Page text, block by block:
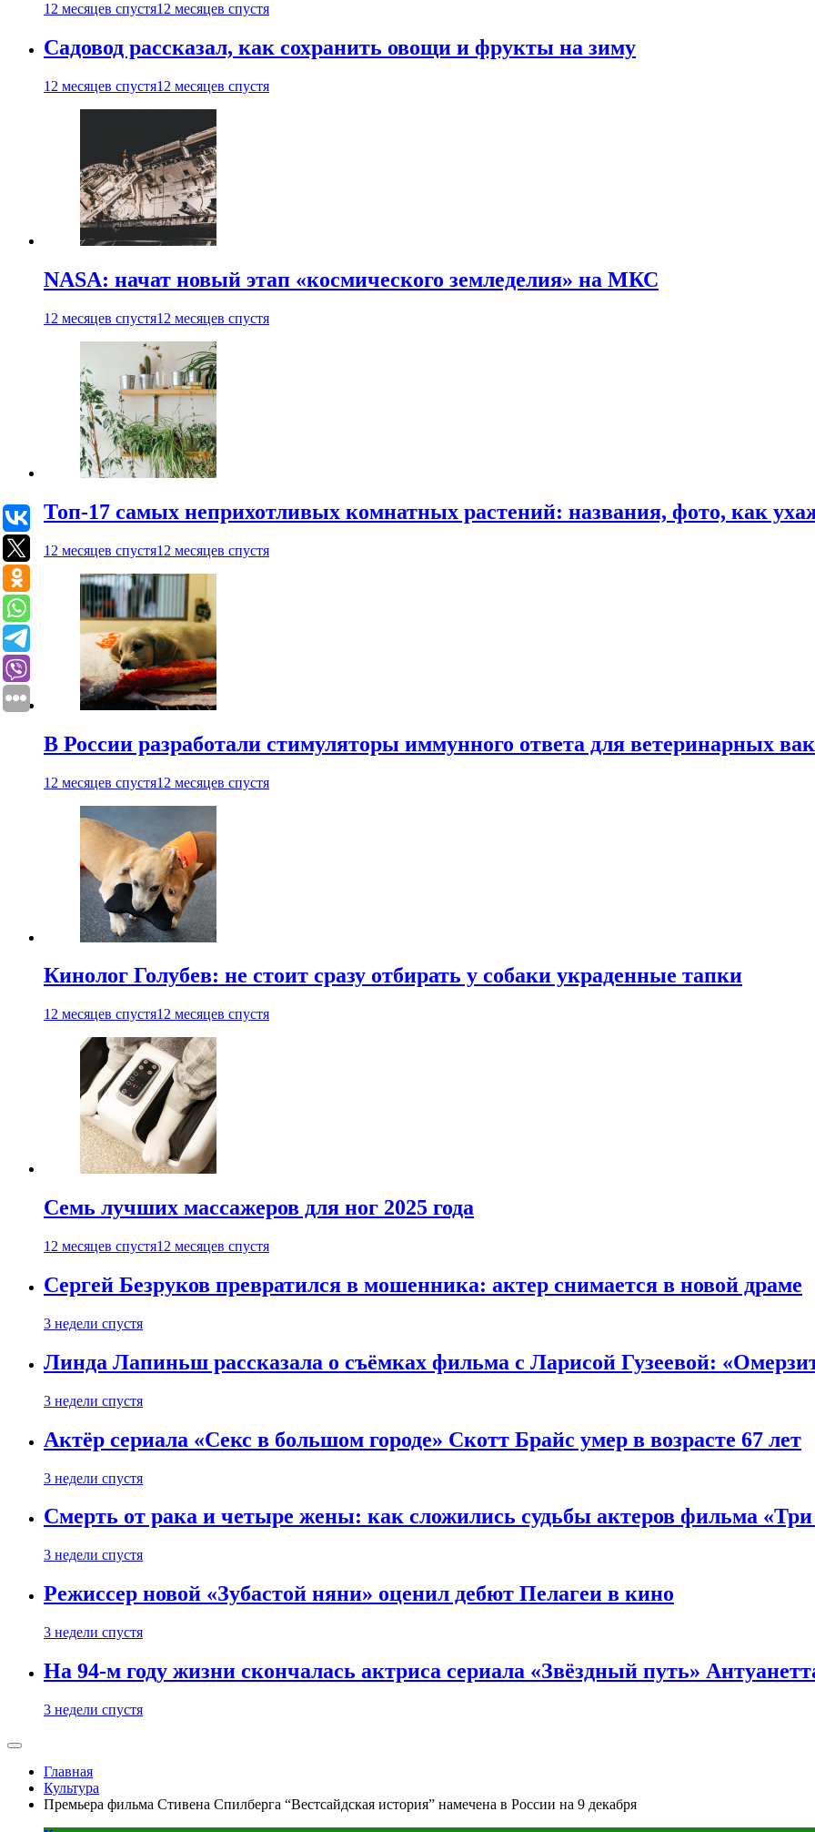
12 месяцев спустя12 месяцев спустя
Садовод рассказал, как сохранить овощи и фрукты на зиму
12 месяцев спустя12 месяцев спустя
NASA: начат новый этап «космического земледелия» на МКС
12 месяцев спустя12 месяцев спустя
Топ-17 самых неприхотливых комнатных растений: названия, фото, как
12 месяцев спустя12 месяцев спустя
В России разработали стимуляторы иммунного ответа для ветеринарных
12 месяцев спустя12 месяцев спустя
Кинолог Голубев: не стоит сразу отбирать у собаки украденные тапки
12 месяцев спустя12 месяцев спустя
Семь лучших массажеров для ног 2025 года
12 месяцев спустя12 месяцев спустя
Сергей Безруков превратился в мошенника: актер снимается в новой драме
3 недели спустя
Линда Лапиньш рассказала о съёмках фильма с Ларисой Гузеевой:
3 недели спустя
Актёр сериала «Секс в большом городе» Скотт Брайс умер в возрасте 67 лет
3 недели спустя
Смерть от рака и четыре жены: как сложились судьбы актеров фильма
3 недели спустя
Режиссер новой «Зубастой няни» оценил дебют Пелагеи в кино
3 недели спустя
На 94-м году жизни скончалась актриса сериала «Звёздный путь»
3 недели спустя
Главная
Культура
Премьера фильма Стивена Спилберга “‎Вестсайдская история” намечена в России на 9 декабря